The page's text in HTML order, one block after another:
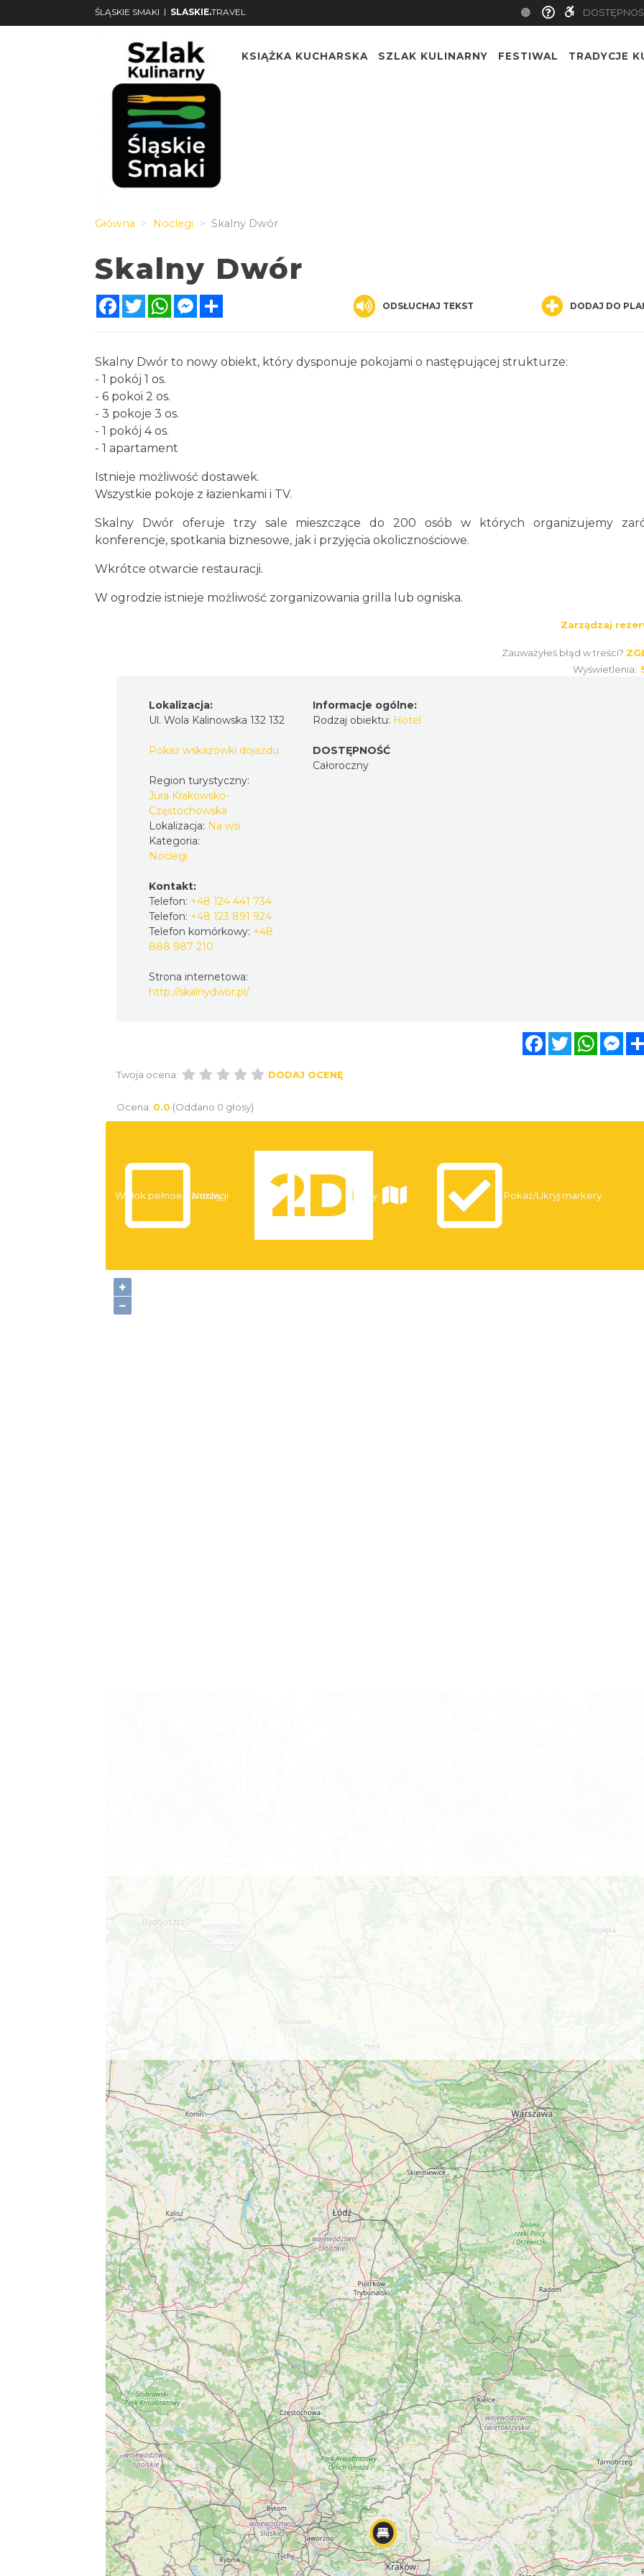
ŚLĄSKIE SMAKI | SLASKIE.TRAVEL
KSIĄŻKA KUCHARSKA SZLAK KULINARNY FESTIWAL TRADYCJE
Główna Noclegi Skalny Dwór
Skalny Dwór
FacebookTwitterWhatsAppMessenger ODSŁUCHAJ TEKST DODAJ DO
Skalny Dwór to nowy obiekt, który dysponuje pokojami o następującej strukturze:
- 1 pokój 1 os.
- 6 pokoi 2 os.
- 3 pokoje 3 os.
- 1 pokój 4 os.
- 1 apartament
Istnieje możliwość dostawek.
Wszystkie pokoje z łazienkami i TV.
Skalny Dwór oferuje trzy sale mieszczące do 200 osób w których organizujemy
konferencje, spotkania biznesowe, jak i przyjęcia okolicznościowe.
Wkrótce otwarcie restauracji.
W ogrodzie istnieje możliwość zorganizowania grilla lub ogniska.
Zarządzaj
Zauważyłeś błąd w treści?
Wyświetlenia:
Lokalizacja:
Ul. Wola Kalinowska 132 132
Pokaż wskazówki dojazdu
Region turystyczny:
Jura Krakowsko-
Częstochowska
Lokalizacja: Na wsi
Kategoria:
Noclegi
Kontakt:
Telefon: +48 124 441 734
Telefon: +48 123 891 924
Telefon komórkowy: +48
888 987 210
Strona internetowa:
http://skalnydwor.pl/
Informacje ogólne:
Rodzaj obiektu: Hotel
DOSTĘPNOŚĆ
Całoroczny
FacebookTwitter
Twoja ocena: DODAJ OCENĘ
Ocena: 0.0 (Oddano 0 głosy)
+
−
Widok pełnoekranowy:
Noclegi Trasy Pokaż/Ukryj markery